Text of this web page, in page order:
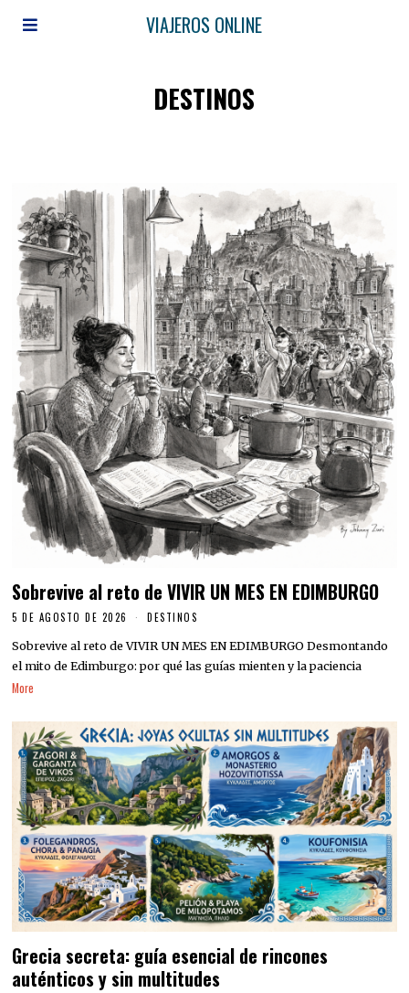
VIAJEROS ONLINE
DESTINOS
Sobrevive al reto de VIVIR UN MES EN EDIMBURGO
5 DE AGOSTO DE 2026 DESTINOS
Sobrevive al reto de VIVIR UN MES EN EDIMBURGO Desmontando
el mito de Edimburgo: por qué las guías mienten y la paciencia
More
Grecia secreta: guía esencial de rincones
auténticos y sin multitudes